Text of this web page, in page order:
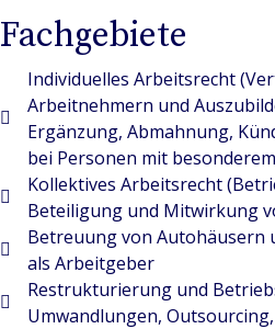
Fachgebiete
Individuelles Arbeitsrecht
Arbeitnehmern und
Ergänzung, Abmahnung,
bei Personen mit
Kollektives Arbeitsrecht
Beteiligung und Mitwirkung
Betreuung von Autohäusern
als Arbeitgeber
Restrukturierung und
Umwandlungen,